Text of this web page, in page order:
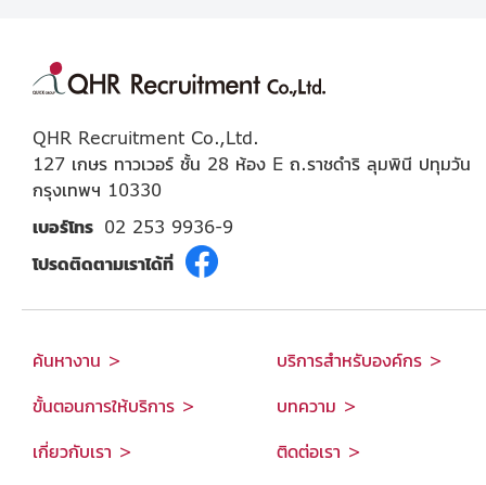
QHR Recruitment Co.,Ltd.
127 เกษร ทาวเวอร์ ชั้น 28 ห้อง E ถ.ราชดำริ ลุมพินี ปทุมวัน
กรุงเทพฯ 10330
เบอร์โทร 02 253 9936-9
โปรดติดตามเราได้ที่
ค้นหางาน > บริการสำหรับองค์กร >
ขั้นตอนการให้บริการ > บทความ >
เกี่ยวกับเรา > ติดต่อเรา >